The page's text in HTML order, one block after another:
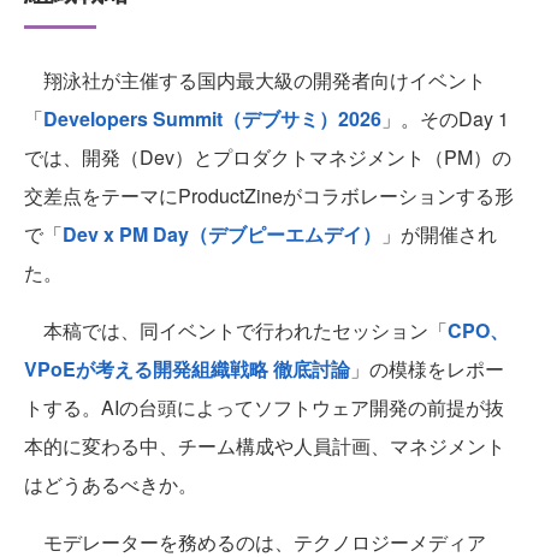
翔泳社が主催する国内最大級の開発者向けイベント
「Developers Summit（デブサミ）2026 」。そのDay 1
では、開発（Dev）とプロダクトマネジメント（PM）の
交差点をテーマにProductZineがコラボレーションする形
で「Dev x PM Day（デブピーエムデイ）
」が開催され
た。
本稿では、同イベントで行われたセッション「CPO、
VPoEが考える開発組織戦略 徹底討論」の模様をレポー
トする。AIの台頭によってソフトウェア開発の前提が抜
本的に変わる中、チーム構成や人員計画、マネジメント
はどうあるべきか。
モデレーターを務めるのは、テクノロジーメディア